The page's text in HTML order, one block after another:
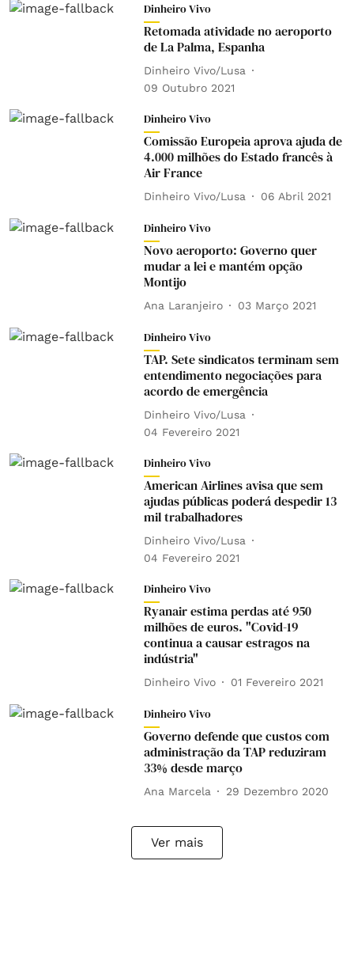
Dinheiro Vivo
Retomada atividade no aeroporto
de La Palma, Espanha
Dinheiro Vivo/Lusa
09 Outubro 2021
Dinheiro Vivo
Comissão Europeia aprova ajuda de
4.000 milhões do Estado francês à
Air France
Dinheiro Vivo/Lusa 06 Abril 2021
Dinheiro Vivo
Novo aeroporto: Governo quer
mudar a lei e mantém opção
Montijo
Ana Laranjeiro 03 Março 2021
Dinheiro Vivo
TAP. Sete sindicatos terminam sem
entendimento negociações para
acordo de emergência
Dinheiro Vivo/Lusa
04 Fevereiro 2021
Dinheiro Vivo
American Airlines avisa que sem
ajudas públicas poderá despedir 13
mil trabalhadores
Dinheiro Vivo/Lusa
04 Fevereiro 2021
Dinheiro Vivo
Ryanair estima perdas até 950
milhões de euros. "Covid-19
continua a causar estragos na
indústria"
Dinheiro Vivo 01 Fevereiro 2021
Dinheiro Vivo
Governo defende que custos com
administração da TAP reduziram
33% desde março
Ana Marcela 29 Dezembro 2020
Ver mais